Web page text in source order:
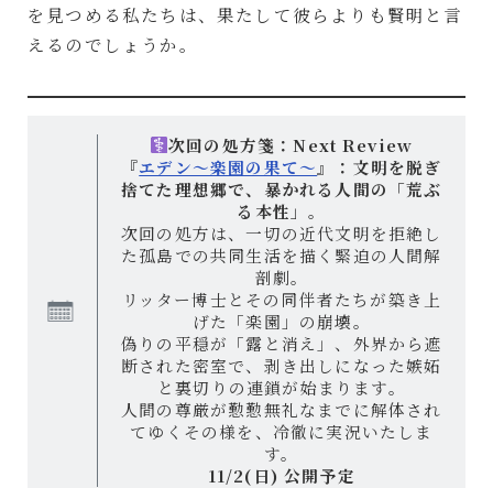
を見つめる私たちは、果たして彼らよりも賢明と言
えるのでしょうか。
次回の処方箋：Next Review
『エデン〜楽園の果て〜 』：文明を脱ぎ
捨てた理想郷で、暴かれる人間の「荒ぶ
る本性」。
次回の処方は、一切の近代文明を拒絶し
た孤島での共同生活を描く緊迫の人間解
剖劇。
リッター博士とその同伴者たちが築き上
げた「楽園」の崩壊。
偽りの平穏が「露と消え」、外界から遮
断された密室で、剥き出しになった嫉妬
と裏切りの連鎖が始まります。
人間の尊厳が懃懃無礼なまでに解体され
てゆくその様を、冷徹に実況いたしま
す。
11/2(日) 公開予定